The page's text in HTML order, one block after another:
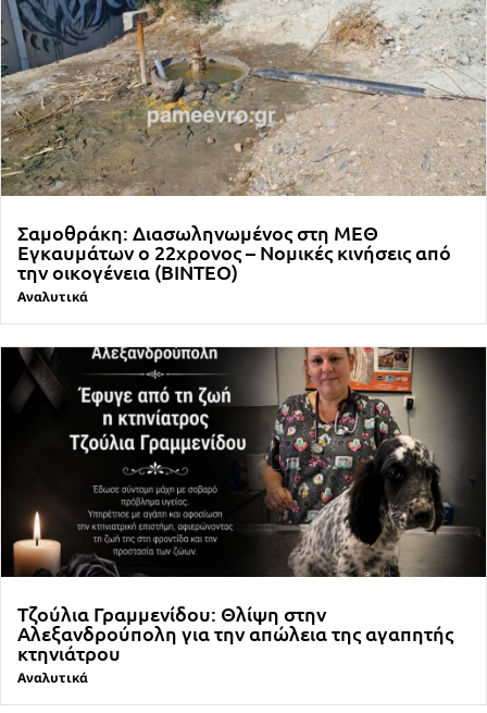
Σαμοθράκη: Διασωληνωμένος στη ΜΕΘ
Εγκαυμάτων ο 22χρονος – Νομικές κινήσεις από
την οικογένεια (ΒΙΝΤΕΟ)
Αναλυτικά
Τζούλια Γραμμενίδου: Θλίψη στην
Αλεξανδρούπολη για την απώλεια της αγαπητής
κτηνιάτρου
Αναλυτικά